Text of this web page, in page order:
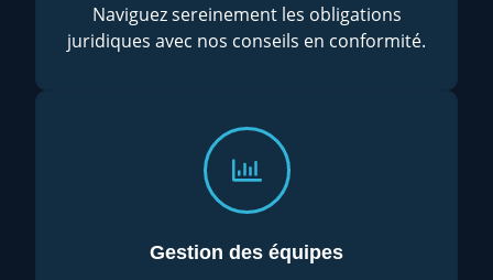
Naviguez sereinement les obligations
juridiques avec nos conseils en conformité.
Gestion des équipes